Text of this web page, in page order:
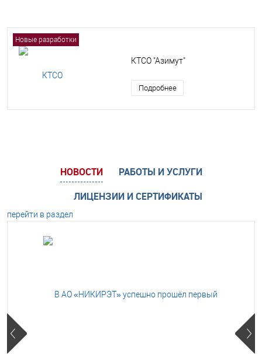
Новые разработки
КТСО "Азимут"
Подробнее
НОВОСТИ
РАБОТЫ И УСЛУГИ
ЛИЦЕНЗИИ И СЕРТИФИКАТЫ
перейти в раздел